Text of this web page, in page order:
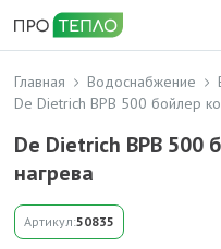
Главная Водоснабжение
De Dietrich BPB 500 бойлер
De Dietrich BPB 500
нагрева
Артикул:50835